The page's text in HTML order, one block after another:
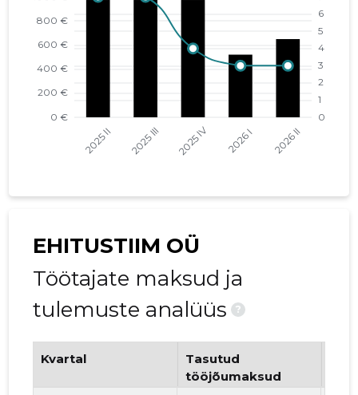
EHITUSTIIM OÜ
Töötajate maksud ja
tulemuste analüüs
?
Kvartal
Tasutud
tööjõumaksud